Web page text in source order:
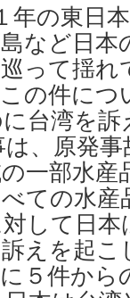
年の東日
など日本
って揺
の件に
台湾を
、原発
一部水産
ての水
して日
えを起
５件から